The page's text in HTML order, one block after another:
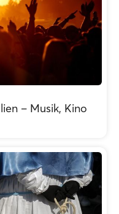
– Musik, Kino